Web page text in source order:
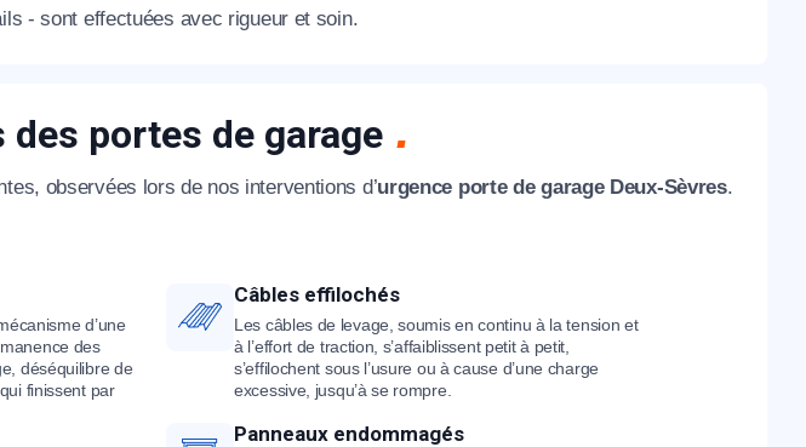
- sont effectuées avec rigueur et soin.
des portes de garage
observées lors de nos interventions d’urgence porte de garage Deux-Sèvres.
d’une
des
déséquilibre de
finissent par
Câbles effilochés
Les câbles de levage, soumis en continu à la tension et
à l’effort de traction, s’affaiblissent petit à petit,
s’effilochent sous l’usure ou à cause d’une charge
excessive, jusqu’à se rompre.
Panneaux endommagés